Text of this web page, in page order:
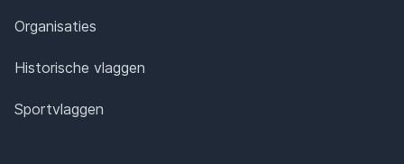
Organisaties
Historische vlaggen
Sportvlaggen